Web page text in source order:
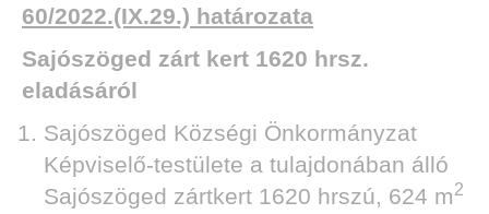
60/2022.(IX.29.) határozata
Sajószöged zárt kert 1620 hrsz.
eladásáról
Sajószöged Községi Önkormányzat
Képviselő-testülete a tulajdonában álló
Sajószöged zártkert 1620 hrszú, 624 m2